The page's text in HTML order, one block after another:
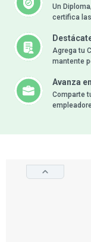
Un
certifica
Agrega tu
mantente
Avanza
Comparte